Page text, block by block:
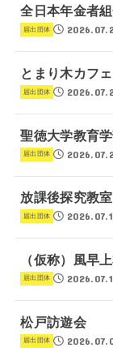
全日本年金者
届出団体
とまり木カフェ
届出団体
聖徳大学教育
届出団体
放課後探究教
届出団体
（仮称）風早
届出団体
松戸訪遊会
届出団体